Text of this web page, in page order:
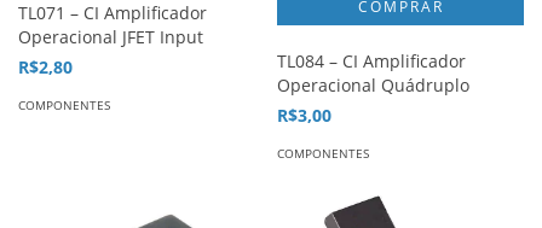
TL071 – CI Amplificador
Operacional JFET Input
R$2,80
COMPONENTES
TL084 – CI Amplificador
Operacional Quádruplo
R$3,00
COMPONENTES